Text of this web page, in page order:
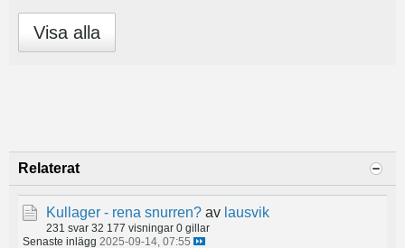
Visa alla
Relaterat
Kullager - rena snurren? av lausvik
231 svar 32 177 visningar 0 gillar
Senaste inlägg 2025-09-14, 07:55